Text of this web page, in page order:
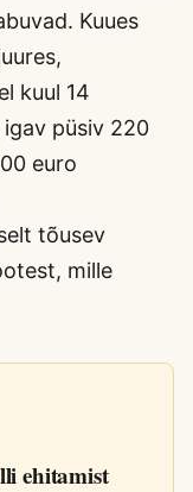
Kuues
kuul 14
püsiv 220
euro
tõusev
mille
ehitamist